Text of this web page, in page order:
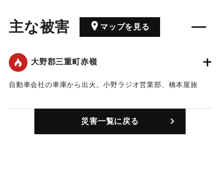
主な被害 マップを見る
大野郡三重町赤嶺
自動車会社の車庫から出火。小野ラジオ営業部、橋本屋旅
書、豊後豊（？）林株式会社、？日豊両支店、双葉洋裁学
園、豊肥林業第2工場など、42戸50棟、ハイヤー1台、トラッ
ク2台を全焼したが、損害1000万円にのぼる見込み。出火と
災害一覧に戻る